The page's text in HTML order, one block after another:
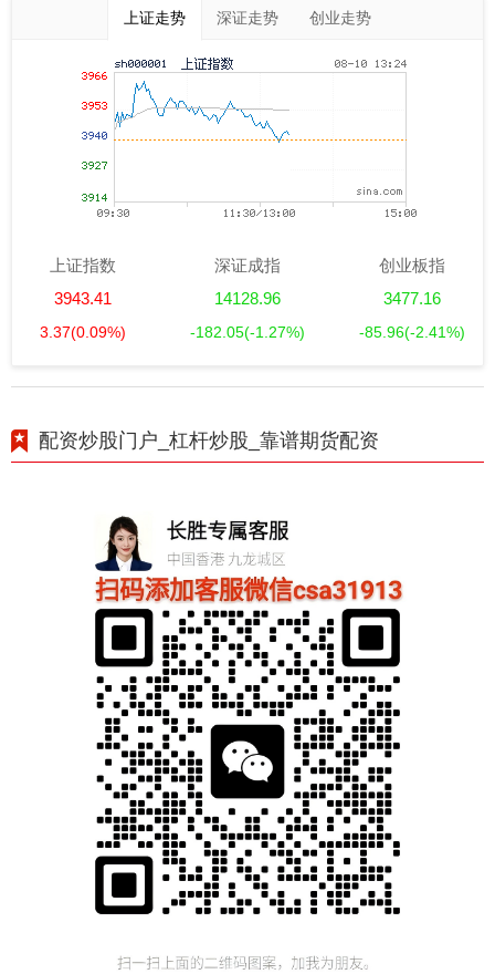
上证走势 深证走势 创业走势
上证指数
3943.41
3.37(0.09%)
深证成指
14128.96
-182.05(-1.27%)
创业板指
3477.16
-85.96(-2.41%)
配资炒股门户_杠杆炒股_靠谱期货配资